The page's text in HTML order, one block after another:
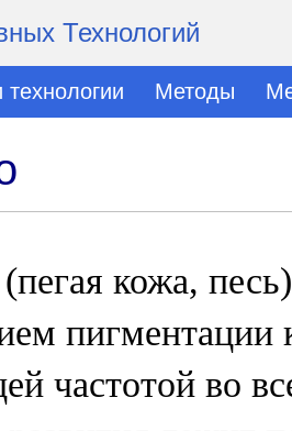
Технологий
Методы
(пегая кожа,
пигментации
частотой во